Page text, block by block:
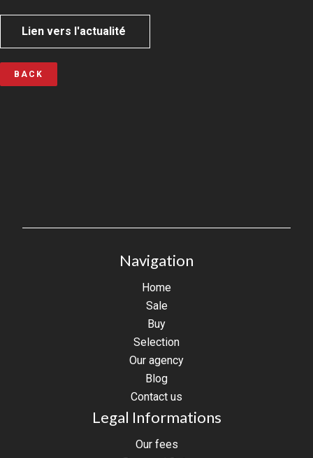
Lien vers l'actualité
BACK
Navigation
Home
Sale
Buy
Selection
Our agency
Blog
Contact us
Legal Informations
Our fees